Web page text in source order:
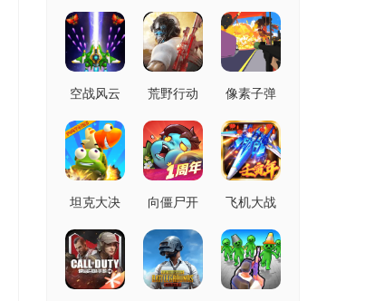
空战风云
3.1.8 安卓
版
荒野行动
最新版
像素子弹
版
坦克大决
安卓版
向僵尸开
卓版
飞机大战
电 3.1.5 安
卓版